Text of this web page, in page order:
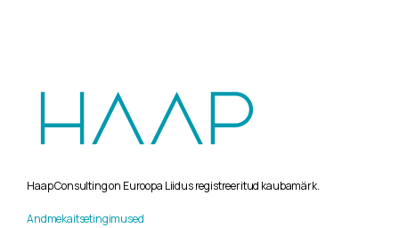
Haap Consulting on Euroopa Liidus registreeritud kaubamärk.
Andmekaitsetingimused